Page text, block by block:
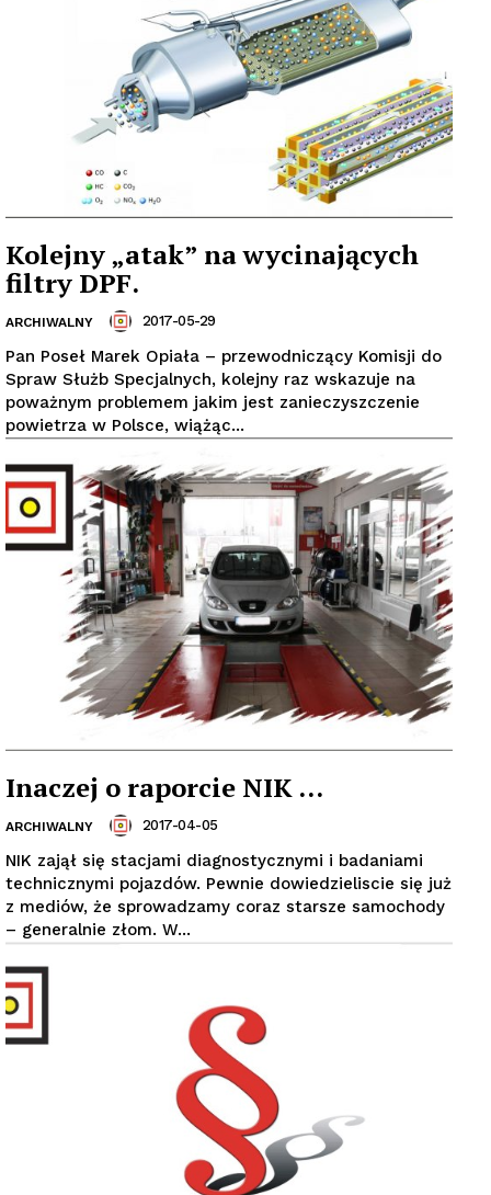
Kolejny „atak” na wycinających
filtry DPF.
ARCHIWALNY 2017-05-29
Pan Poseł Marek Opiała – przewodniczący Komisji do
Spraw Służb Specjalnych, kolejny raz wskazuje na
poważnym problemem jakim jest zanieczyszczenie
powietrza w Polsce, wiążąc...
Inaczej o raporcie NIK …
ARCHIWALNY 2017-04-05
NIK zajął się stacjami diagnostycznymi i badaniami
technicznymi pojazdów. Pewnie dowiedzieliscie się już
z mediów, że sprowadzamy coraz starsze samochody
– generalnie złom. W...